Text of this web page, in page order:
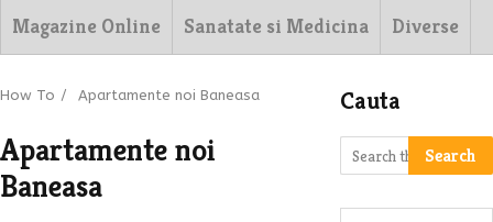
Magazine Online Sanatate si Medicina Diverse
How To / Apartamente noi Baneasa
Apartamente noi
Baneasa
Cauta
Search